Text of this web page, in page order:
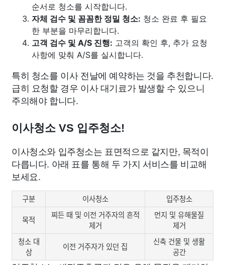
순서로 청소를 시작합니다.
자체 검수 및 꼼꼼한 정밀 청소: 청소 완료 후 필요
한 부분을 마무리합니다.
고객 검수 및 A/S 진행: 고객의 확인 후, 추가 요청
사항에 맞춰 A/S를 실시합니다.
특히 청소를 이사 전날에 예약하는 것을 추천합니다.
급히 요청할 경우 이사 대기료가 발생할 수 있으니
주의해야 합니다.
이사청소 VS 입주청소!
이사청소와 입주청소는 표면적으로 같지만, 목적이
다릅니다. 아래 표를 통해 두 가지 서비스를 비교해
보세요.
구분 이사청소 입주청소
목적
찌든 때 및 이전 거주자의 흔적
제거
먼지 및 유해물질
제거
청소 대
상
이전 거주자가 있던 집
신축 건물 및 생활
공간